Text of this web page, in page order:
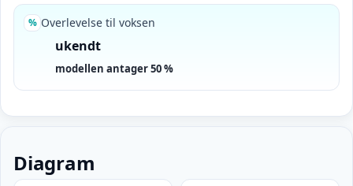
% Overlevelse til voksen
ukendt
modellen antager 50 %
Diagram